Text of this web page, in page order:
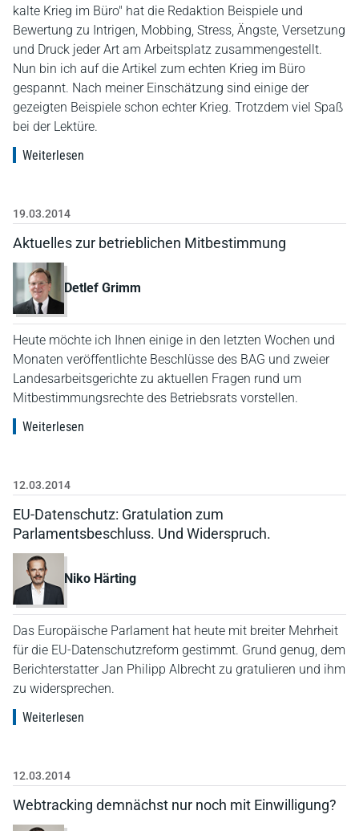
kalte Krieg im Büro" hat die Redaktion Beispiele und
Bewertung zu Intrigen, Mobbing, Stress, Ängste, Versetzung
und Druck jeder Art am Arbeitsplatz zusammengestellt.
Nun bin ich auf die Artikel zum echten Krieg im Büro
gespannt. Nach meiner Einschätzung sind einige der
gezeigten Beispiele schon echter Krieg. Trotzdem viel Spaß
bei der Lektüre.
Weiterlesen
19.03.2014
Aktuelles zur betrieblichen Mitbestimmung
Detlef Grimm
Heute möchte ich Ihnen einige in den letzten Wochen und
Monaten veröffentlichte Beschlüsse des BAG und zweier
Landesarbeitsgerichte zu aktuellen Fragen rund um
Mitbestimmungsrechte des Betriebsrats vorstellen.
Weiterlesen
12.03.2014
EU-Datenschutz: Gratulation zum
Parlamentsbeschluss. Und Widerspruch.
Niko Härting
Das Europäische Parlament hat heute mit breiter Mehrheit
für die EU-Datenschutzreform gestimmt. Grund genug, dem
Berichterstatter Jan Philipp Albrecht zu gratulieren und ihm
zu widersprechen.
Weiterlesen
12.03.2014
Webtracking demnächst nur noch mit Einwilligung?